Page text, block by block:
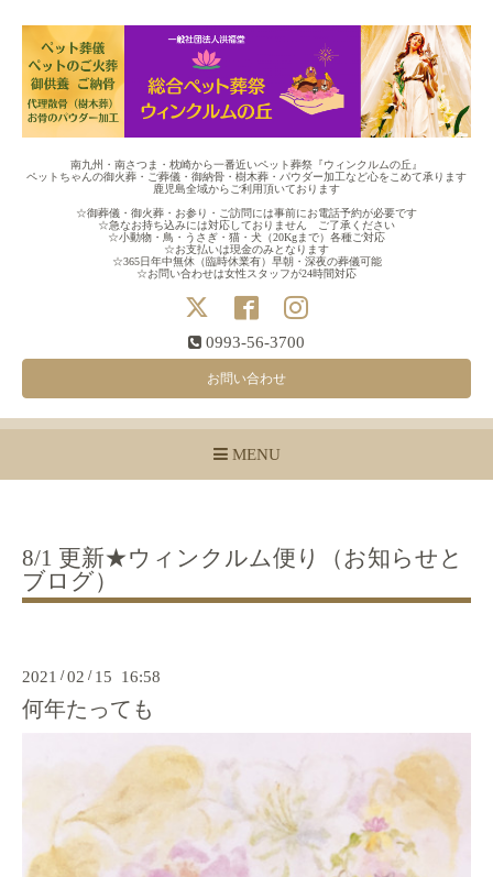
南九州・南さつま・枕崎から一番近いペット葬祭『ウィンクルムの丘』
ペットちゃんの御火葬・ご葬儀・御納骨・樹木葬・パウダー加工など心をこめて承ります
鹿児島全域からご利用頂いております
☆御葬儀・御火葬・お参り・ご訪問には事前にお電話予約が必要です
☆急なお持ち込みには対応しておりません ご了承ください
☆小動物・鳥・うさぎ・猫・犬（20Kgまで）各種ご対応
☆お支払いは現金のみとなります
☆365日年中無休（臨時休業有）早朝・深夜の葬儀可能
☆お問い合わせは女性スタッフが24時間対応
0993-56-3700
お問い合わせ
MENU
8/1 更新★ウィンクルム便り（お知らせと
ブログ）
2021 /02 / 15 16:58
何年たっても